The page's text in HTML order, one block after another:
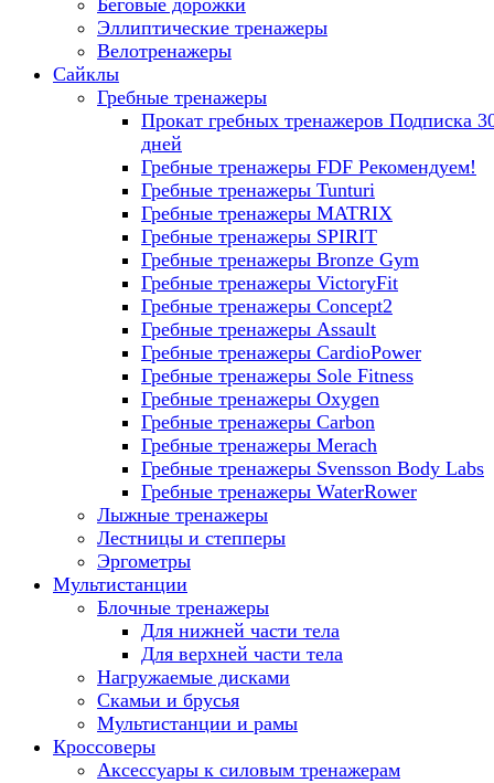
Беговые дорожки
Эллиптические тренажеры
Велотренажеры
Сайклы
Гребные тренажеры
Прокат гребных тренажеров Подписка
дней
Гребные тренажеры FDF Рекомендуем!
Гребные тренажеры Tunturi
Гребные тренажеры MATRIX
Гребные тренажеры SPIRIT
Гребные тренажеры Bronze Gym
Гребные тренажеры VictoryFit
Гребные тренажеры Concept2
Гребные тренажеры Assault
Гребные тренажеры CardioPower
Гребные тренажеры Sole Fitness
Гребные тренажеры Oxygen
Гребные тренажеры Carbon
Гребные тренажеры Merach
Гребные тренажеры Svensson Body Labs
Гребные тренажеры WaterRower
Лыжные тренажеры
Лестницы и степперы
Эргометры
Мультистанции
Блочные тренажеры
Для нижней части тела
Для верхней части тела
Нагружаемые дисками
Скамьи и брусья
Мультистанции и рамы
Кроссоверы
Аксессуары к силовым тренажерам